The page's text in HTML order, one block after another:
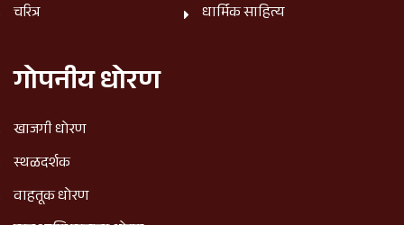
चरित्र
धार्मिक साहित्य
गोपनीय धोरण
खाजगी धोरण
स्थळदर्शक
वाहतूक धोरण